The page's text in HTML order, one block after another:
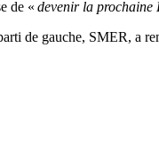
de « devenir la prochaine
de gauche, SMER, a